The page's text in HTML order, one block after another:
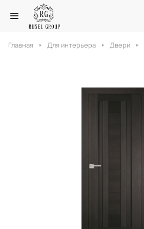
Главная Для интерьера Двери